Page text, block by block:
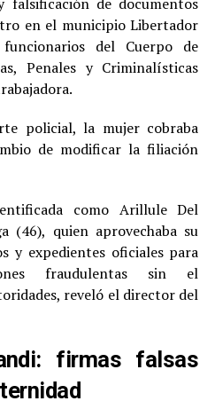
en el municipio Libertador
del Cuerpo de
Penales y Criminalísticas
policial, la mujer cobraba
de modificar la filiación
como Arillule Del
(46), quien aprovechaba su
y expedientes oficiales para
fraudulentas sin el
reveló el director del
firmas falsas